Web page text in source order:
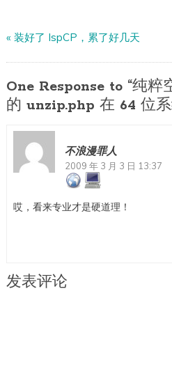
« 装好了 IspCP，累了好几天
One Response to “纯
的 unzip.php 在 64 位
不浪漫罪人
2009 年 3 月 3 日 13:37
哎，看来专业才是硬道理！
发表评论